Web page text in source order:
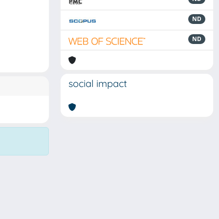
ND
ND
social impact